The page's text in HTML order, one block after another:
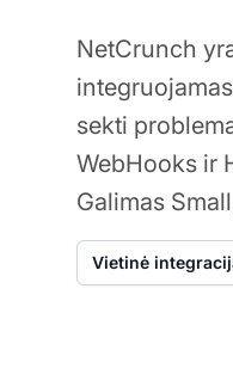
NetCrunch
sekti
WebHooks ir
Galimas
Vietinė